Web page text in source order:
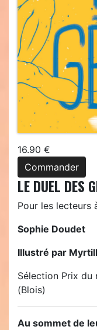
16.90 €
Commander
LE DUEL DES
Pour les lecteurs
Sophie Doudet
Illustré par
Sélection Prix du
(Blois)
Au sommet de